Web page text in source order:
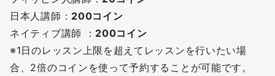
日本人講師： 200コイン
ネイティブ講師 ： 200コイン
※1日のレッスン上限を超えてレッスンを行いたい場
合、2倍のコインを使って予約することが可能です。